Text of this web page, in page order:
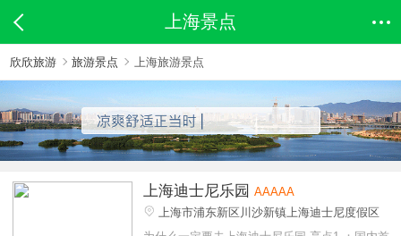
上海景点
欣欣旅游 旅游景点 上海旅游景点
上海迪士尼乐园 AAAAA
上海市浦东新区川沙新镇上海迪士尼度假区